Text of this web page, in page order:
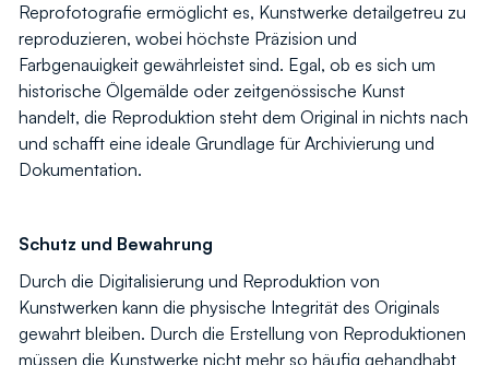
Reprofotografie ermöglicht es, Kunstwerke detailgetreu zu
reproduzieren, wobei höchste Präzision und
Farbgenauigkeit gewährleistet sind. Egal, ob es sich um
historische Ölgemälde oder zeitgenössische Kunst
handelt, die Reproduktion steht dem Original in nichts nach
und schafft eine ideale Grundlage für Archivierung und
Dokumentation.
Schutz und Bewahrung
Durch die Digitalisierung und Reproduktion von
Kunstwerken kann die physische Integrität des Originals
gewahrt bleiben. Durch die Erstellung von Reproduktionen
müssen die Kunstwerke nicht mehr so häufig gehandhabt